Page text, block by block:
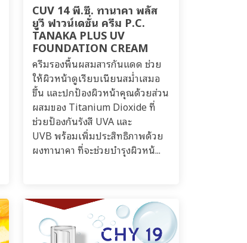
CUV 14 พี.ซี. ทานาคา พลัส
ยูวี ฟาวน์เดชั่น ครีม P.C.
TANAKA PLUS UV
FOUNDATION CREAM
ครีมรองพื้นผสมสารกันแดด ช่วย
ให้ผิวหน้าดูเรียบเนียนสม่ำเสมอ
ขึ้น และปกป้องผิวหน้าคุณด้วยส่วน
ผสมของ Titanium Dioxide ที่
ช่วยป้องกันรังสี UVA และ
UVB พร้อมเพิ่มประสิทธิภาพด้วย
ผงทานาคา ที่จะช่วยบำรุงผิวหน้...